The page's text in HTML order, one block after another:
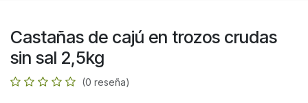
Castañas de cajú en trozos crudas
sin sal 2,5kg
(0 reseña)